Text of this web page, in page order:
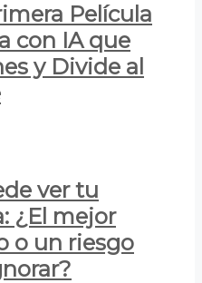
Película
con IA que
y Divide al
ver tu
¿El mejor
o un riesgo